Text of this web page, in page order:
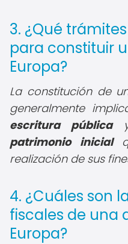
3. ¿Qué
para constituir
Europa?
La constitución de
generalmente
escritura públicay
patrimonio inicial
realización de sus
4. ¿Cuáles son
fiscales de una
Europa?